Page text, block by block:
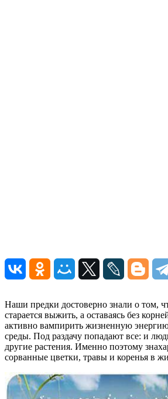
Наши предки достоверно знали о том,
старается выжить, а оставаясь без
активно вампирить жизненную
среды. Под раздачу попадают все: и
другие растения. Именно поэтому
сорванные цветки, травы и коренья в